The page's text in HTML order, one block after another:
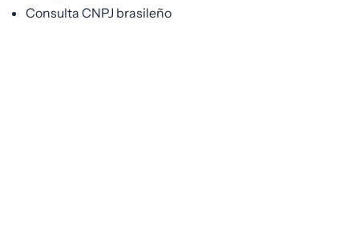
Consulta CNPJ brasileño